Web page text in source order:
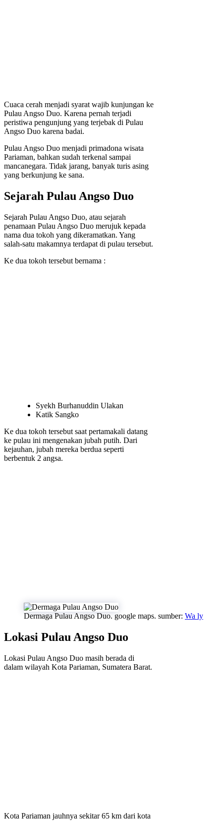
Cuaca cerah menjadi syarat wajib kunjungan ke
Pulau Angso Duo. Karena pernah terjadi
peristiwa pengunjung yang terjebak di Pulau
Angso Duo karena badai.
Pulau Angso Duo menjadi primadona wisata
Pariaman, bahkan sudah terkenal sampai
mancanegara. Tidak jarang, banyak turis asing
yang berkunjung ke sana.
Sejarah Pulau Angso Duo
Sejarah Pulau Angso Duo, atau sejarah
penamaan Pulau Angso Duo merujuk kepada
nama dua tokoh yang dikeramatkan. Yang
salah-satu makamnya terdapat di pulau tersebut.
Ke dua tokoh tersebut bernama :
Syekh Burhanuddin Ulakan
Katik Sangko
Ke dua tokoh tersebut saat pertamakali datang
ke pulau ini mengenakan jubah putih. Dari
kejauhan, jubah mereka berdua seperti
berbentuk 2 angsa.
Dermaga Pulau Angso Duo. google maps. sumber: Wa ly
Lokasi Pulau Angso Duo
Lokasi Pulau Angso Duo masih berada di
dalam wilayah Kota Pariaman, Sumatera Barat.
Kota Pariaman jauhnya sekitar 65 km dari kota